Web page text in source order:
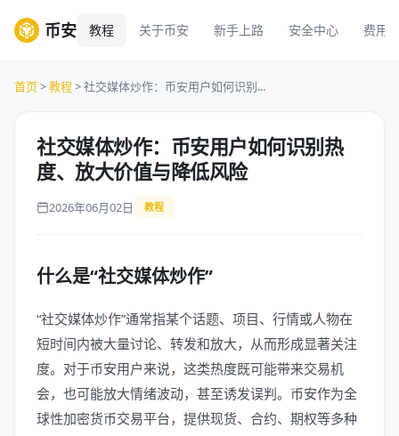
币安 教程 关于币安 新手上路 安全中心 费用
首页>教程> 社交媒体炒作：币安用户如何识别...
社交媒体炒作：币安用户如何识别热
度、放大价值与降低风险
2026年06月02日 教程
什么是“社交媒体炒作”
“社交媒体炒作”通常指某个话题、项目、行情或人物在
短时间内被大量讨论、转发和放大，从而形成显著关注
度。对于币安用户来说，这类热度既可能带来交易机
会，也可能放大情绪波动，甚至诱发误判。币安作为全
球性加密货币交易平台，提供现货、合约、期权等多种